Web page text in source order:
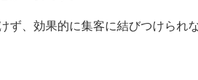
ず、効果的に集客に結びつけられ